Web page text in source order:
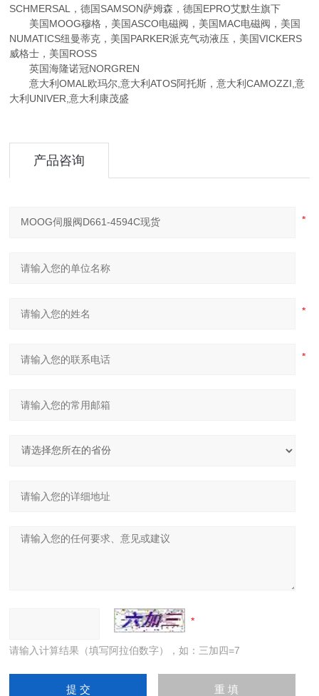
SCHMERSAL，德国SAMSON萨姆森，德国EPRO艾默生旗下
美国MOOG穆格，美国ASCO电磁阀，美国MAC电磁阀，美国
NUMATICS纽曼蒂克，美国PARKER派克气动液压，美国VICKERS
威格士，美国ROSS
英国海隆诺冠NORGREN
意大利OMAL欧玛尔,意大利ATOS阿托斯，意大利CAMOZZI,意
大利UNIVER,意大利康茂盛
产品咨询
请输入计算结果（填写阿拉伯数字），如：三加四=7